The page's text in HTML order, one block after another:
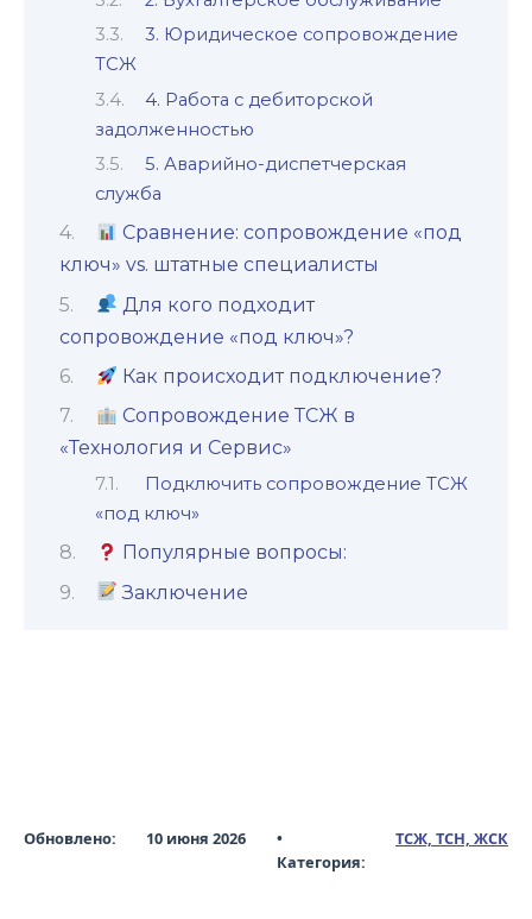
3. Юридическое сопровождение
ТСЖ
4. Работа с дебиторской
задолженностью
5. Аварийно-диспетчерская
служба
Сравнение: сопровождение «под
ключ» vs. штатные специалисты
Для кого подходит
сопровождение «под ключ»?
Как происходит подключение?
Сопровождение ТСЖ в
«Технология и Сервис»
Подключить сопровождение ТСЖ
«под ключ»
Популярные вопросы:
Заключение
Обновлено: 10 июня 2026
•
Категория:
ТСЖ, ТСН, ЖСК